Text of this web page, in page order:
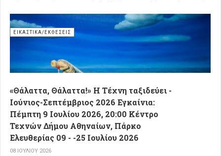
πόλη. Το πρόγραμμα των δράσεων σε 50 σημεία στις επτά Δημοτικές
Κοινότητες επιμελήθηκε ο
Οργανισμός Πολιτισμού, Αθλητισμού και
Νεολαίας του Δήμου Αθηναίων (ΟΠΑΝΔΑ), καλώντας το κοινό να
ΕΙΚΑΣΤΙΚΆ/ΕΚΘΈΣΕΙΣ
«Θάλαττα, Θάλαττα!» Η Τέχνη ταξιδεύει -
Ιούνιος-Σεπτέμβριος 2026 Εγκαίνια:
Πέμπτη 9 Ιουλίου 2026, 20:00 Κέντρο
Τεχνών Δήμου Αθηναίων, Πάρκο
Ελευθερίας 09 - -25 Ιουλίου 2026
08 ΙΟΥΛΊΟΥ 2026